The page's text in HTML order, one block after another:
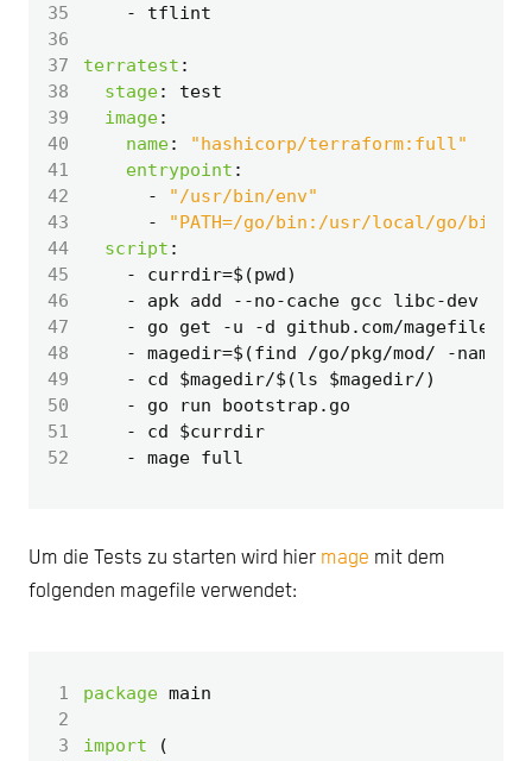
35
- tflint
36
37
terratest :
38
stage:
test
39
image:
40
name:
"hashicorp/terraform:full"
41
entrypoint :
42
-
"/usr/bin/env"
43
-
"PATH=/go/bin:/usr/local/go/
44
script :
45
- currdir=$(pwd)
46
- apk add --no-cache gcc libc-dev
47
- go get -u -d github.com/magefile/
48
- magedir=$(find /go/pkg/mod/ -name
49
- cd $magedir/$(ls $magedir/)
50
- go run bootstrap.go
51
- cd $currdir
52
- mage full
Um die Tests zu starten wird hier mage mit dem
folgenden magefile verwendet:
1 package main
2
3
import
(